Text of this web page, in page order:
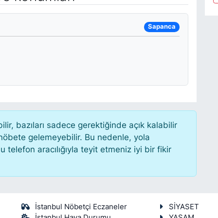
Sapanca
bazıları sadece gerektiğinde açık kalabilir
gelemeyebilir. Bu nedenle, yola
telefon aracılığıyla teyit etmeniz iyi bir fikir
İstanbul Nöbetçi Eczaneler
SİYASET